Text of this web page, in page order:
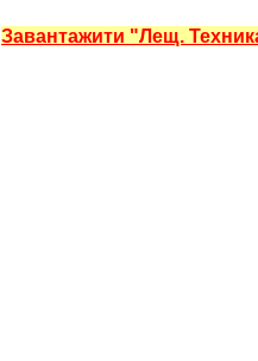
Завантажити "Лещ.